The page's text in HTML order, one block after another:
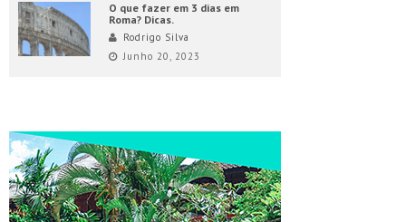
O que fazer em 3 dias em
Roma? Dicas.
Rodrigo Silva
Junho 20, 2023